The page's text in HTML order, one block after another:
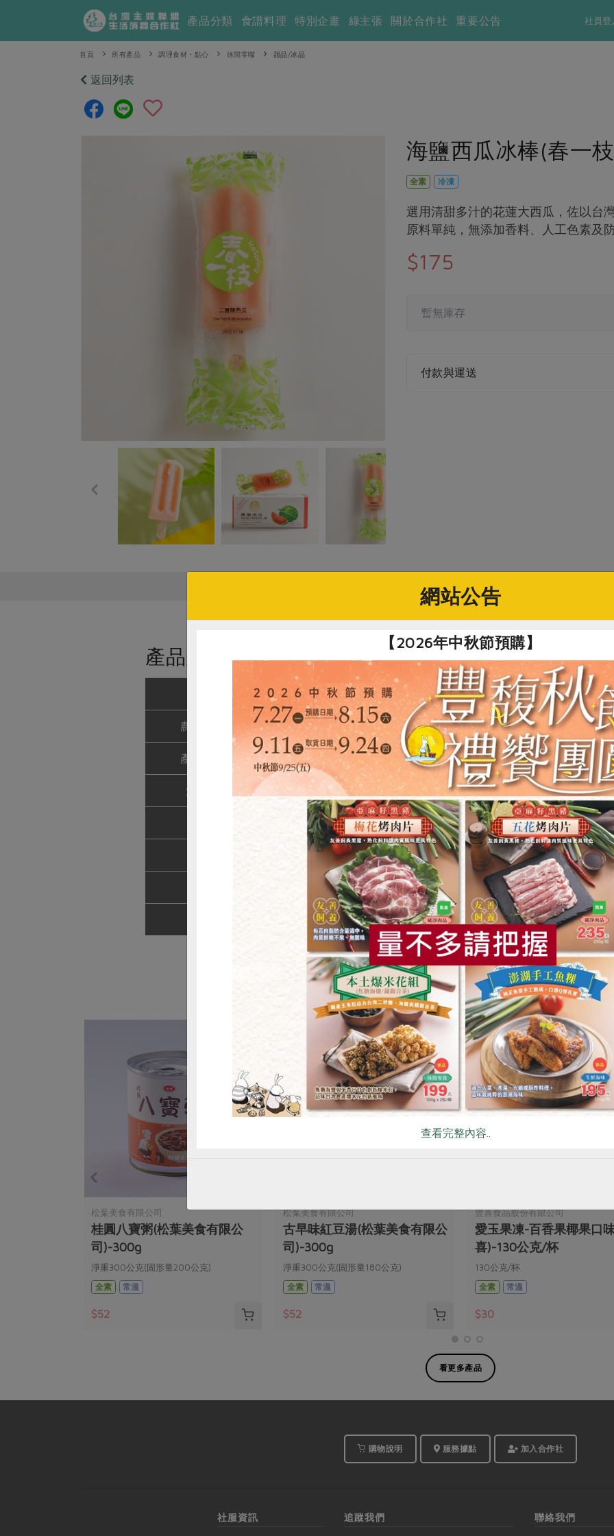
社員登
產品分類 食譜料理 特別企畫 綠主張 關於合作社 重要公告
首頁 所有產品 調理食材・點心 休閒零嘴 甜品/冰品
返回列表
海鹽西瓜冰棒(春一
全素 冷凍
選用清甜多汁的花蓮大西瓜，佐以台
原料單純，無添加香料、人工色素及
$175
暫無庫存
付款與運送
產品規格(*為合作社指定原料)
海鹽西瓜冰棒(春一枝)-80g*3入/盒
農友/生產者 春一枝有限公司
產地/原產地 台灣
淨重/數量 80公克 /枝 × 3入
西瓜、水、特砂、海鹽
12個月(須冷凍於-18℃以下)
選用花蓮大西瓜佐以海鹽，消暑又解渴
本產品生產製程廠房，其設備亦有生產芒果，易過敏體質請留意
你可能有興趣的產品
松葉美食有限公司
桂圓八寶粥(松葉美食有限公
司)-300g
淨重300公克(固形量200公克)
全素
常溫
$52
松葉美食有限公司
古早味紅豆湯(松葉美食有限公
司)-300g
淨重300公克(固形量180公克)
全素
常溫
$52
豐喜食品股份有限公司
愛玉果凍-百香果椰果口
喜)-130公克/杯
130公克/杯
全素
常溫
$30
看更多產品
購物說明 服務據點 加入合作社
社服資訊 追蹤我們 聯絡我們
惜食 RPET 食譜 減硝酸鹽 雞蛋 食安 共同
網站公告
【2026年中秋節預購】
查看完整內容..